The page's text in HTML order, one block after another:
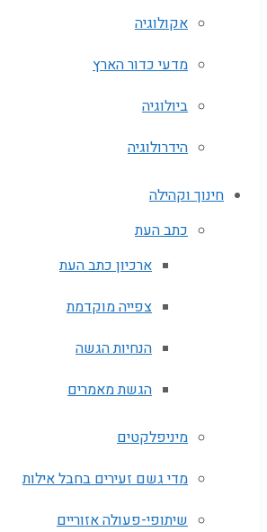
אקולוגיה
מדעי כדור הארץ
ביולוגיה
הידרולוגיה
חינוך וקהילה
כתב העת
ארכיון כתב העת
צפייה מוקדמת
הנחיות הגשה
הגשת מאמרים
מיניפלקטים
מדי גשם זעירים בחבל אילות
שיתופי-פעולה אזוריים